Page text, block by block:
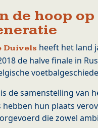
de hoop op
Duivels heeft het land
de halve finale in
de samenstelling van
hun plaats
die zowel